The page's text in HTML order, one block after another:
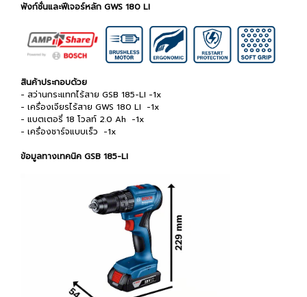
ฟังก์ชั่นและฟีเจอร์หลัก GWS 180 LI
สินค้าประกอบด้วย
- สว่านกระแทกไร้สาย GSB 185-LI -1x
- เครื่องเจียรไร้สาย GWS 180 LI -1x
- แบตเตอรี่ 18 โวลท์ 2.0 Ah -1x
- เครื่องชาร์จแบบเร็ว -1x
ข้อมูลทางเทคนิค GSB 185-LI